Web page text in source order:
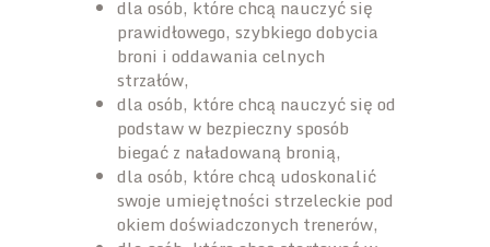
dla osób, które chcą nauczyć się
prawidłowego, szybkiego dobycia
broni i oddawania celnych
strzałów,
dla osób, które chcą nauczyć się od
podstaw w bezpieczny sposób
biegać z naładowaną bronią,
dla osób, które chcą udoskonalić
swoje umiejętności strzeleckie pod
okiem doświadczonych trenerów,